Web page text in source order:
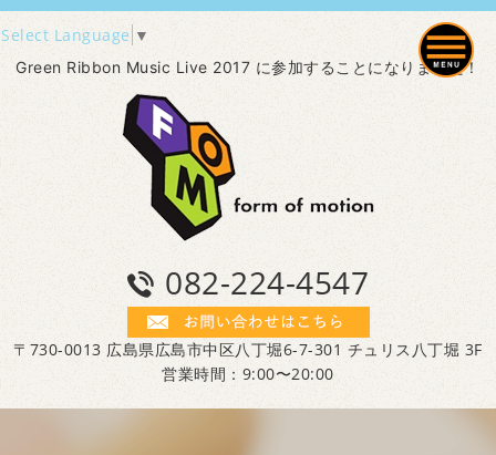
Select Language ▼
Green Ribbon Music Live 2017 に参加することになりました！
082-224-4547
〒730-0013 広島県広島市中区八丁堀6-7-301 チュリス八丁堀 3F
営業時間：9:00〜20:00